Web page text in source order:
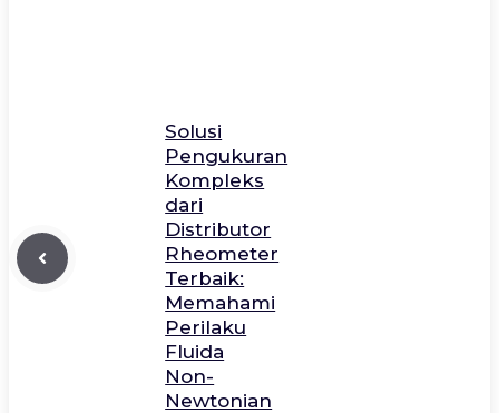
Solusi
Pengukuran
Kompleks
dari
Distributor
Rheometer
Terbaik:
Memahami
Perilaku
Fluida
Non-
Newtonian